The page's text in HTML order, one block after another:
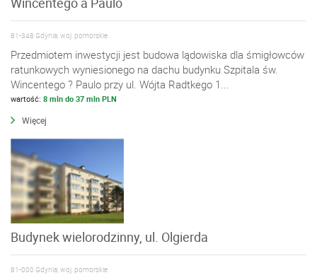
81-348 Gdynia, woj. pomorskie
Przedmiotem inwestycji jest budowa lądowiska dla śmigłowców
ratunkowych wyniesionego na dachu budynku Szpitala św.
Wincentego ? Paulo przy ul. Wójta Radtkego 1...
wartość: 8 mln do 37 mln PLN
Więcej
Budynek wielorodzinny, ul. Olgierda
81-000 Gdynia, woj. pomorskie